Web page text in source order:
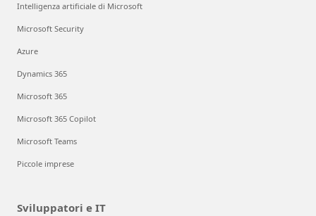
Intelligenza artificiale di Microsoft
Microsoft Security
Azure
Dynamics 365
Microsoft 365
Microsoft 365 Copilot
Microsoft Teams
Piccole imprese
Sviluppatori e IT